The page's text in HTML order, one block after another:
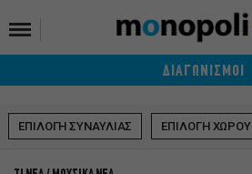
ΔΙΑΓΩΝΙΣΜΟΙ
ΕΠΙΛΟΓΗ ΣΥΝΑΥΛΙΑΣ ΕΠΙΛΟΓΗ ΧΩΡΟΥ